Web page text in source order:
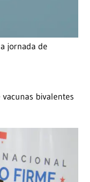
jornada de
bivalentes